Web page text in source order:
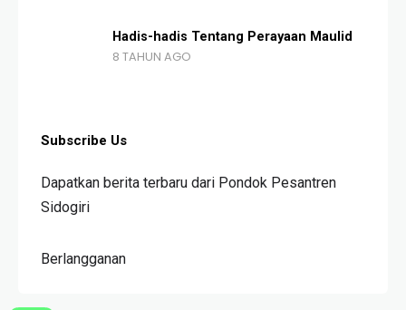
Hadis-hadis Tentang Perayaan Maulid
8 TAHUN AGO
Subscribe Us
Dapatkan berita terbaru dari Pondok Pesantren
Sidogiri
Berlangganan